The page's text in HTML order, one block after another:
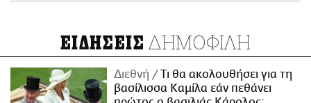
ΕΙΔΗΣΕΙΣ ΔΗΜΟΦΙΛΗ
Διεθνή
Τι θα ακολουθήσει για τη
βασίλισσα Καμίλα εάν πεθάνει